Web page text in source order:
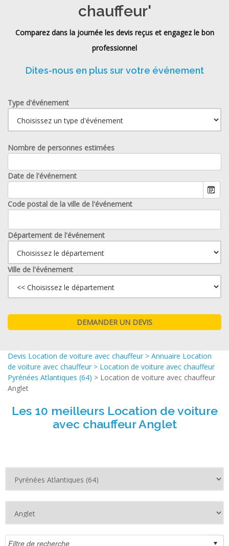
chauffeur'
Comparez dans la journée les devis reçus et engagez le bon
professionnel
Dites-nous en plus sur votre événement
Type d'événement
Nombre de personnes estimées
Date de l'événement
Code postal de la ville de l'événement
Département de l'événement
Ville de l'événement
Devis Location de voiture avec chauffeur > Annuaire Location
de voiture avec chauffeur > Location de voiture avec chauffeur
Pyrénées Atlantiques (64) > Location de voiture avec chauffeur
Anglet
Les 10 meilleurs Location de voiture
avec chauffeur Anglet